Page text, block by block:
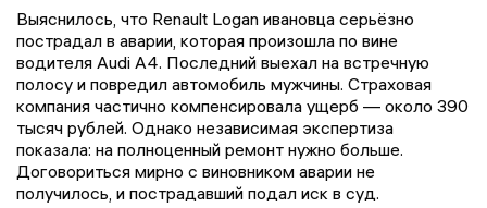
Выяснилось, что Renault Logan ивановца серьёзно
пострадал в аварии, которая произошла по вине
водителя Audi A4. Последний выехал на встречную
полосу и повредил автомобиль мужчины. Страховая
компания частично компенсировала ущерб — около 390
тысяч рублей. Однако независимая экспертиза
показала: на полноценный ремонт нужно больше.
Договориться мирно с виновником аварии не
получилось, и пострадавший подал иск в суд.